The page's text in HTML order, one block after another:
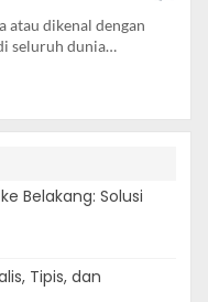
atau dikenal dengan
seluruh dunia…
Belakang: Solusi
Tipis, dan